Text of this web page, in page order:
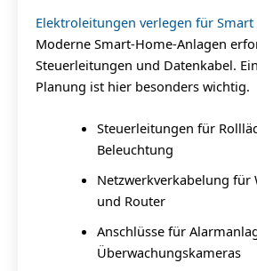
Elektroleitungen verlegen für Smart
Moderne Smart-Home-Anlagen
Steuerleitungen und Datenkabel.
Planung ist hier besonders wichtig.
Steuerleitungen für
Beleuchtung
Netzwerkverkabelung für
und Router
Anschlüsse für
Überwachungskameras